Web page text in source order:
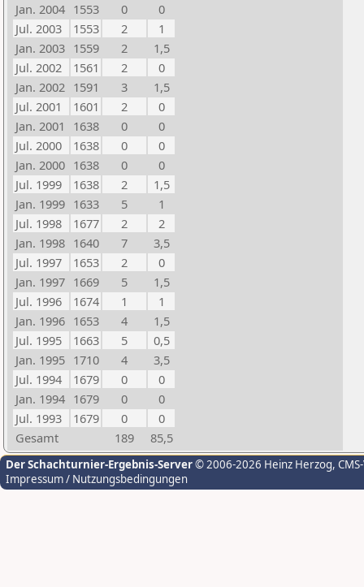
Jan. 2004 1553 0
0
Jul. 2003
1553 2
1
Jan. 2003 1559 2
1,5
Jul. 2002
1561 2
0
Jan. 2002 1591 3
1,5
Jul. 2001
1601 2
0
Jan. 2001
1638 0
0
Jul. 2000
1638 0
0
Jan. 2000 1638 0
0
Jul. 1999
1638 2
1,5
Jan. 1999 1633 5
1
Jul. 1998
1677 2
2
Jan. 1998 1640 7
3,5
Jul. 1997
1653 2
0
Jan. 1997 1669 5
1,5
Jul. 1996
1674 1
1
Jan. 1996 1653 4
1,5
Jul. 1995
1663 5
0,5
Jan. 1995 1710 4
3,5
Jul. 1994
1679 0
0
Jan. 1994 1679 0
0
Jul. 1993
1679 0
0
Gesamt
189 85,5
Der Schachturnier-Ergebnis-Server© 2006-2026 Heinz Herzog,
Impressum / Nutzungsbedingungen